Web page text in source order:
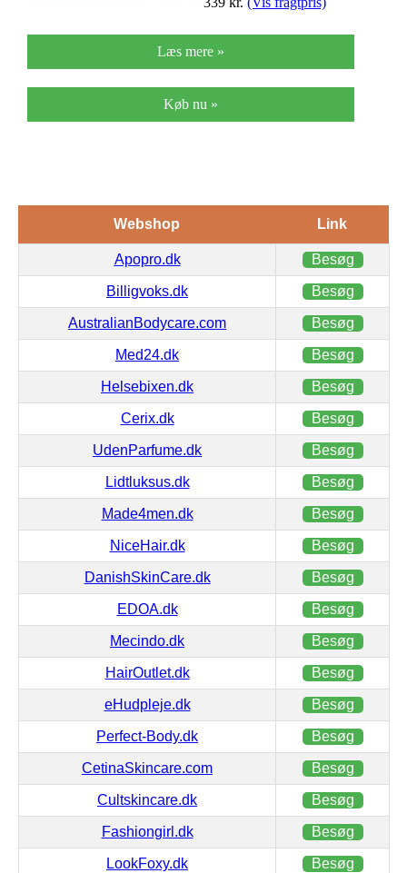
Læs mere »
Køb nu »
Webshop Link
Apopro.dk Besøg
Billigvoks.dk Besøg
AustralianBodycare.com Besøg
Med24.dk Besøg
Helsebixen.dk Besøg
Cerix.dk Besøg
UdenParfume.dk Besøg
Lidtluksus.dk Besøg
Made4men.dk Besøg
NiceHair.dk Besøg
DanishSkinCare.dk Besøg
EDOA.dk Besøg
Mecindo.dk Besøg
HairOutlet.dk Besøg
eHudpleje.dk Besøg
Perfect-Body.dk Besøg
CetinaSkincare.com Besøg
Cultskincare.dk Besøg
Fashiongirl.dk Besøg
LookFoxy.dk Besøg